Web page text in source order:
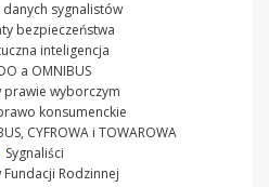
sygnalistów
bezpieczeństwa
inteligencja
a OMNIBUS
prawie wyborczym
konsumenckie
CYFROWA i TOWAROWA
Sygnaliści
Fundacji Rodzinnej